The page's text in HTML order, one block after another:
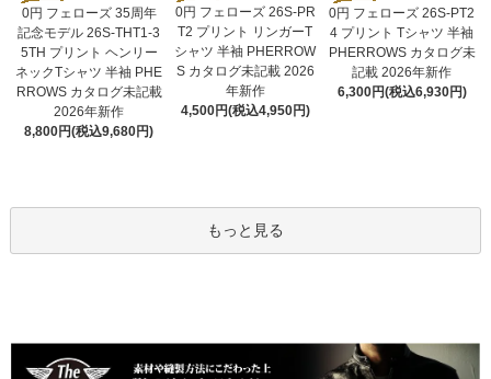
0円 フェローズ 35周年
記念モデル 26S-THT1-3
5TH プリント ヘンリー
ネックTシャツ 半袖 PHE
RROWS カタログ未記載
2026年新作
8,800円(税込9,680円)
0円 フェローズ 26S-PR
T2 プリント リンガーT
シャツ 半袖 PHERROW
S カタログ未記載 2026
年新作
4,500円(税込4,950円)
0円 フェローズ 26S-PT2
4 プリント Tシャツ 半袖
PHERROWS カタログ未
記載 2026年新作
6,300円(税込6,930円)
もっと見る